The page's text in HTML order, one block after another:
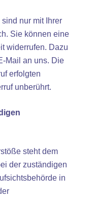
nur mit Ihrer
Sie können eine
widerrufen. Dazu
Mail an uns. Die
erfolgten
unberührt.
steht dem
der zuständigen
in